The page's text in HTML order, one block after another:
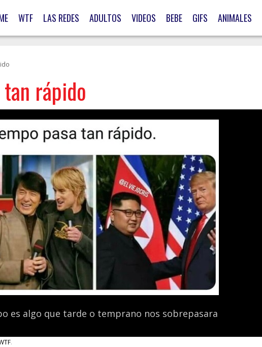
WTF LAS REDES ADULTOS VIDEOS BEBE GIFS ANIMALES
rápido
es algo que tarde o temprano nos sobrepasara
.